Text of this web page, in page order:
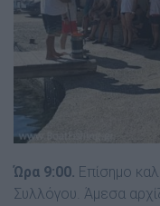
Ώρα 9:00. Επίσημο
Συλλόγου. Άμεσα